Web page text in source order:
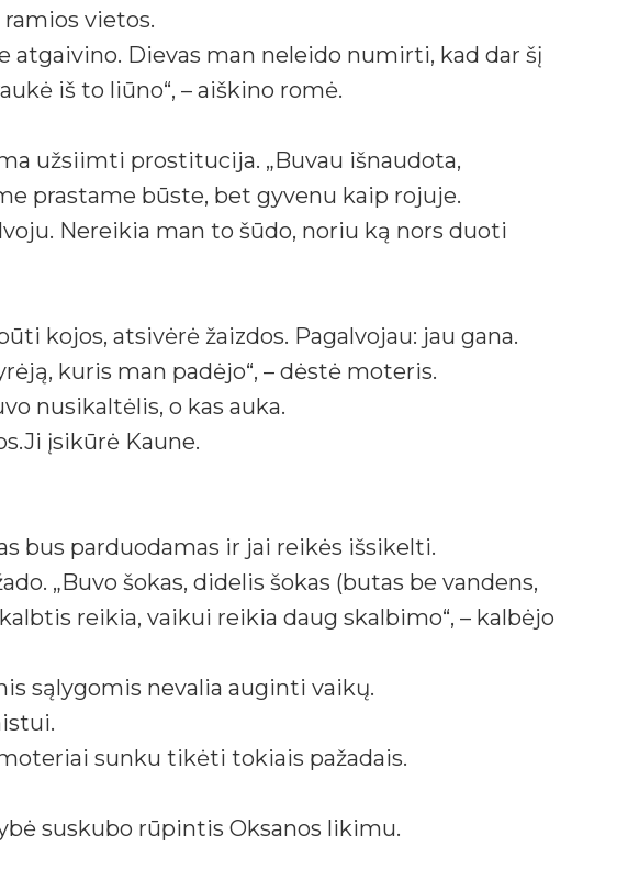
vietos.
atgaivino. Dievas man neleido numirti, kad dar šį
iš to liūno“, – aiškino romė.
užsiimti prostitucija. „Buvau išnaudota,
prastame būste, bet gyvenu kaip rojuje.
Nereikia man to šūdo, noriu ką nors duoti
kojos, atsivėrė žaizdos. Pagalvojau: jau gana.
kuris man padėjo“, – dėstė moteris.
nusikaltėlis, o kas auka.
įsikūrė Kaune.
bus parduodamas ir jai reikės išsikelti.
„Buvo šokas, didelis šokas (butas be vandens,
reikia, vaikui reikia daug skalbimo“, – kalbėjo
sąlygomis nevalia auginti vaikų.
sunku tikėti tokiais pažadais.
suskubo rūpintis Oksanos likimu.